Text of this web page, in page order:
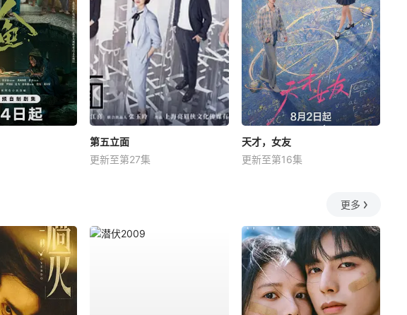
第五立面
更新至第27集
天才，女友
更新至第16集
更多